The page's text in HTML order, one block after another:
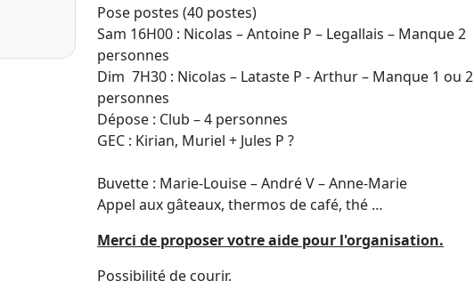
Pose postes (40 postes)
Sam 16H00 : Nicolas – Antoine P – Legallais – Manque 2
personnes
Dim 7H30 : Nicolas – Lataste P - Arthur – Manque 1 ou 2
personnes
Dépose : Club – 4 personnes
GEC : Kirian, Muriel + Jules P ?
Buvette : Marie-Louise – André V – Anne-Marie
Appel aux gâteaux, thermos de café, thé …
Merci de proposer votre aide pour l'organisation.
Possibilité de courir.